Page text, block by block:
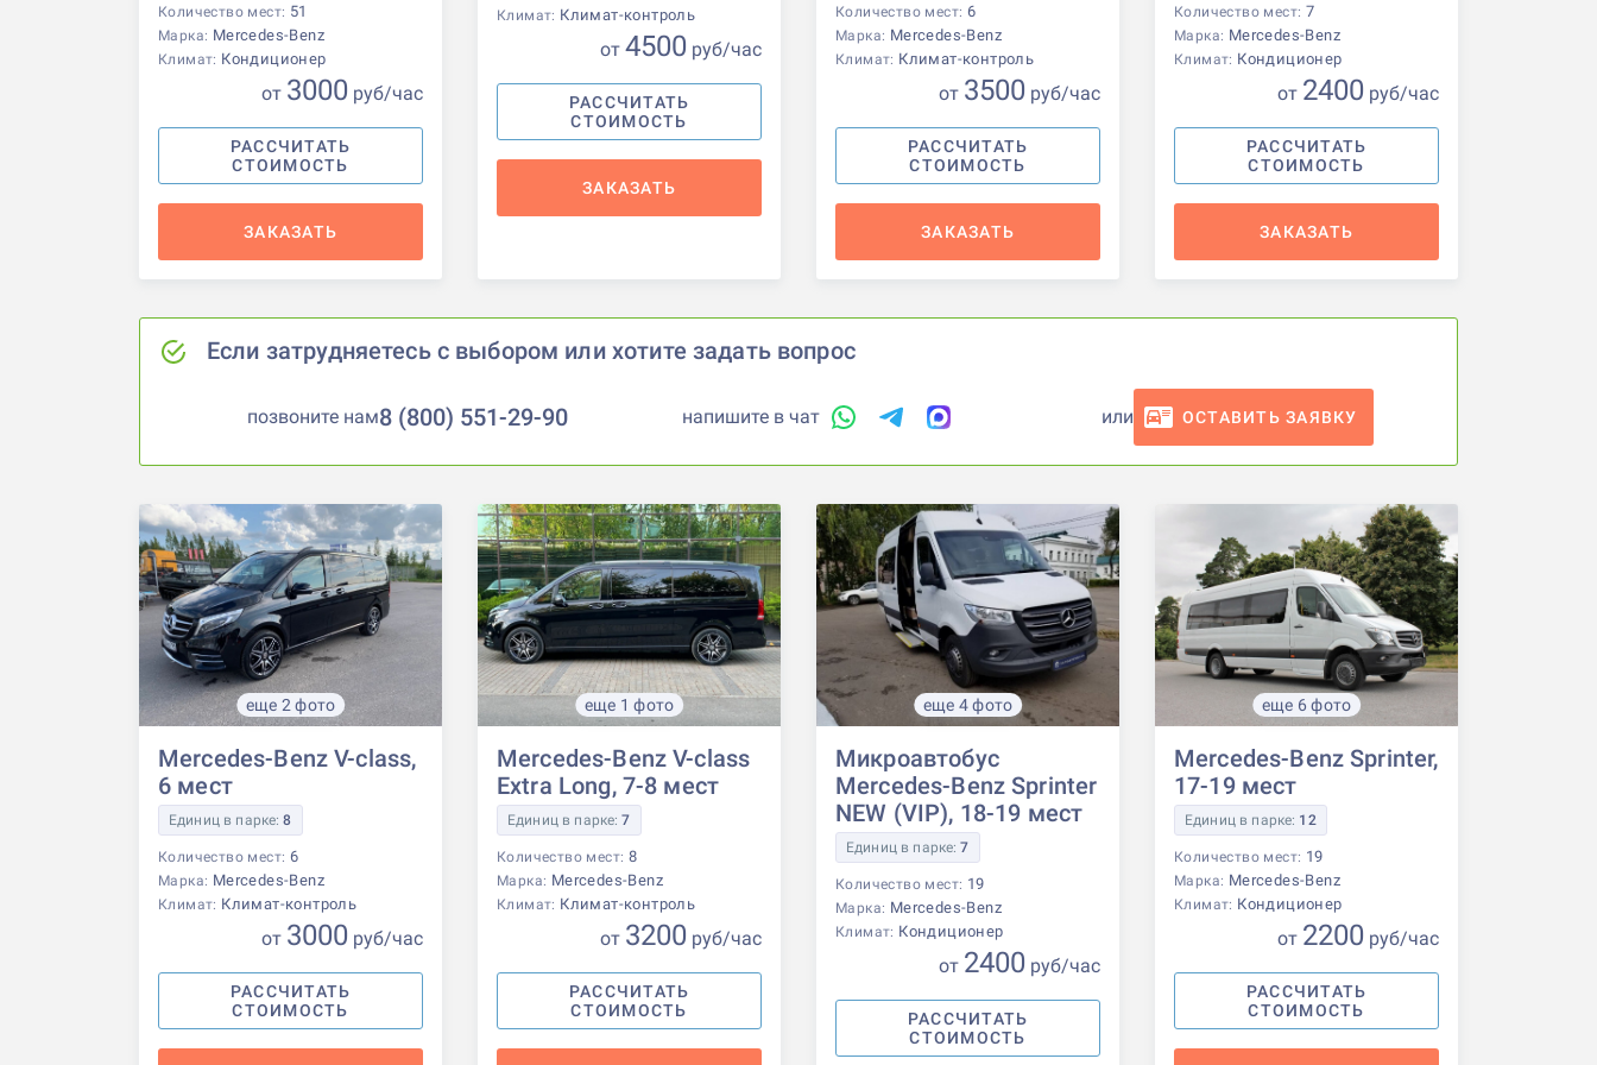
Количество мест: 51
Марка: Mercedes-Benz
Климат: Кондиционер
от 3000 руб/час
РАССЧИТАТЬ
СТОИМОСТЬ
ЗАКАЗАТЬ
Климат: Климат-контроль
от 4500 руб/час
РАССЧИТАТЬ
СТОИМОСТЬ
ЗАКАЗАТЬ
Количество мест: 6
Марка: Mercedes-Benz
Климат: Климат-контроль
от 3500 руб/час
РАССЧИТАТЬ
СТОИМОСТЬ
ЗАКАЗАТЬ
Количество мест: 7
Марка: Mercedes-Benz
Климат: Кондиционер
от 2400 руб/час
РАССЧИТАТЬ
СТОИМОСТЬ
ЗАКАЗАТЬ
Если затрудняетесь с выбором или хотите задать вопрос
позвоните нам8 (800) 551-29-90 напишите в чат или ОСТАВИТЬ ЗАЯВКУ
еще 2 фото
Mercedes-Benz V-class,
6 мест
Единиц в парке:8
Количество мест: 6
Марка: Mercedes-Benz
Климат: Климат-контроль
от 3000 руб/час
РАССЧИТАТЬ
СТОИМОСТЬ
еще 1 фото
Mercedes-Benz V-class
Extra Long, 7-8 мест
Единиц в парке:7
Количество мест: 8
Марка: Mercedes-Benz
Климат: Климат-контроль
от 3200 руб/час
РАССЧИТАТЬ
СТОИМОСТЬ
еще 4 фото
Микроавтобус
Mercedes-Benz Sprinter
NEW (VIP), 18-19 мест
Единиц в парке:7
Количество мест: 19
Марка: Mercedes-Benz
Климат: Кондиционер
от 2400 руб/час
РАССЧИТАТЬ
СТОИМОСТЬ
еще 6 фото
Mercedes-Benz Sprinter,
17-19 мест
Единиц в парке: 12
Количество мест: 19
Марка: Mercedes-Benz
Климат: Кондиционер
от 2200 руб/час
РАССЧИТАТЬ
СТОИМОСТЬ